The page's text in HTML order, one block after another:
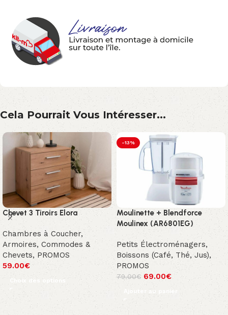
Cela Pourrait Vous Intéresser...
Chevet 3 Tiroirs Elora
Chambres à Coucher,
Armoires, Commodes &
Chevets, PROMOS
59.00€
Choix des options
-13%
Moulinette + Blendforce
Moulinex (AR6801EG)
Petits Électroménagers,
Boissons (Café, Thé, Jus),
PROMOS
79.00€ 69.00€
Ajouter au panier